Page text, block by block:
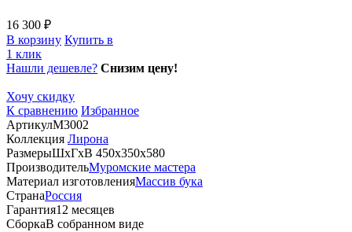
16 300 ₽
В корзину Купить в
1 клик
Нашли дешевле? Снизим цену!
Хочу скидку
К сравнению Избранное
АртикулМ3002
Коллекция Лирона
РазмерыШхГхВ 450х350х580
ПроизводительМуромские мастера
Материал изготовленияМассив бука
СтранаРоссия
Гарантия12 месяцев
СборкаВ собранном виде